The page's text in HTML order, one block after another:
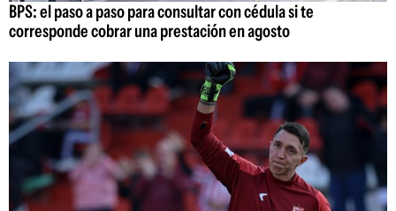
BPS: el paso a paso para consultar con cédula si te
corresponde cobrar una prestación en agosto